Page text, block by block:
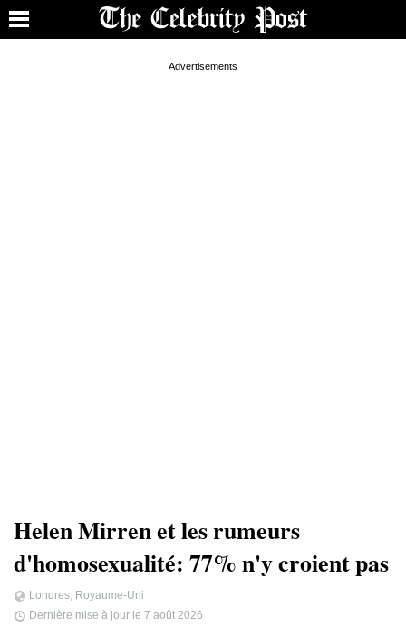
Helen Mirren et les rumeurs
d'homosexualité: 77% n'y croient pas
Londres, Royaume-Uni
Dernière mise à jour le 7 août 2026